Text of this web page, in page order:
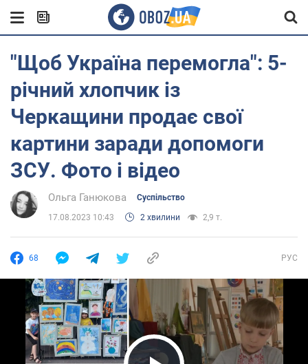
"Щоб Україна перемогла": 5-
річний хлопчик із
Черкащини продає свої
картини заради допомоги
ЗСУ. Фото і відео
Ольга Ганюкова Суспільство
17.08.2023 10:43 2 хвилини 2,9 т.
68 РУС